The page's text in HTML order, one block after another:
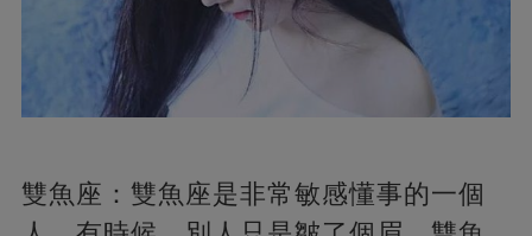
雙魚座：雙魚座是非常敏感懂事的一個